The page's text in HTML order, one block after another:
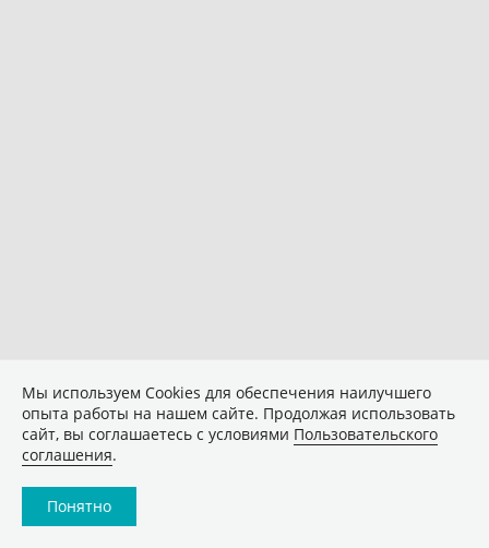
Мы используем Сookies для обеспечения наилучшего
опыта работы на нашем сайте. Продолжая использовать
сайт, вы соглашаетесь с условиями Пользовательского
соглашения.
Понятно